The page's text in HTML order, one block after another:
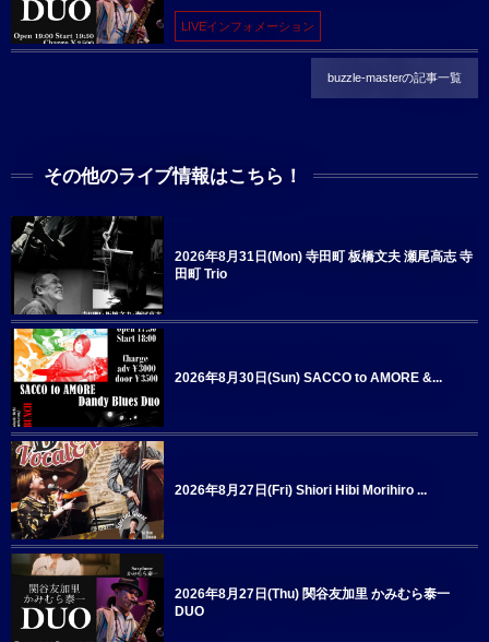
LIVEインフォメーション
buzzle-masterの記事一覧
その他のライブ情報はこちら！
2026年8月31日(Mon) 寺田町 板橋文夫 瀬尾高志 寺
田町 Trio
2026年8月30日(Sun) SACCO to AMORE &...
2026年8月27日(Fri) Shiori Hibi Morihiro ...
2026年8月27日(Thu) 関谷友加里 かみむら泰一
DUO